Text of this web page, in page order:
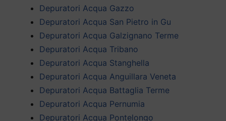
Depuratori Acqua Gazzo
Depuratori Acqua San Pietro in Gu
Depuratori Acqua Galzignano Terme
Depuratori Acqua Tribano
Depuratori Acqua Stanghella
Depuratori Acqua Anguillara Veneta
Depuratori Acqua Battaglia Terme
Depuratori Acqua Pernumia
Depuratori Acqua Pontelongo